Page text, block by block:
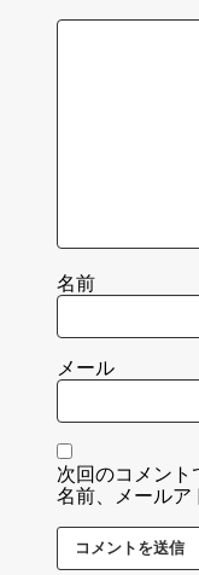
名前
メール
次回のコメント
名前、メールア